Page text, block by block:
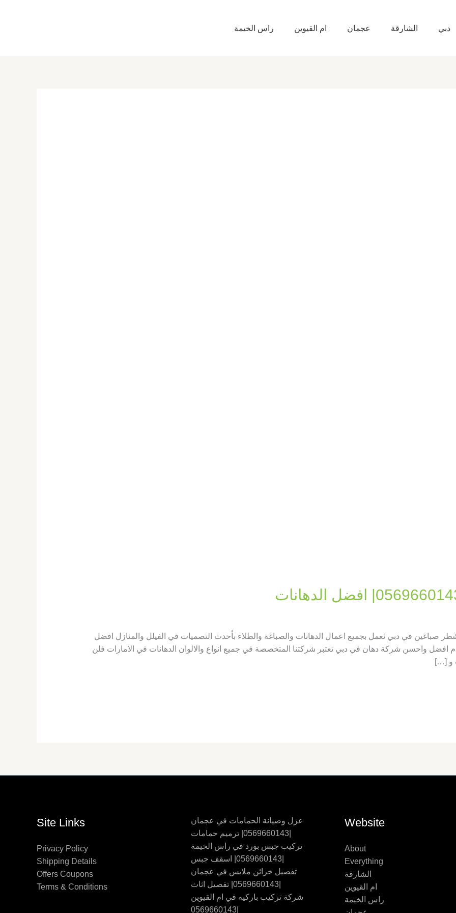
دبي الشارقة عجمان ام القيوين راس الخيمة
صباغين في دبي نعمل بجميع اعمال الدهانات والصباغة والطلاء بأحدث التصميات في الفيلل والمنازل افضل
واحسن شركة دهان في دبي تعتبر شركتنا المتخصصة في جميع انواع والالوان الدهانات في الامارات فلن
و […]
Website
About
Everything
الشارقة
ام القيوين
راس الخيمة
عزل وصيانة الحمامات في عجمان
|0569660143| ترميم حمامات
تركيب جبس بورد في راس الخيمة
|0569660143| اسقف جبس
تفصيل خزائن ملابس في عجمان
|0569660143| تفصيل اثاث
شركة تركيب باركيه في ام القيوين
|0569660143
Site Links
Privacy Policy
Shipping Details
Offers Coupons
Terms & Conditions